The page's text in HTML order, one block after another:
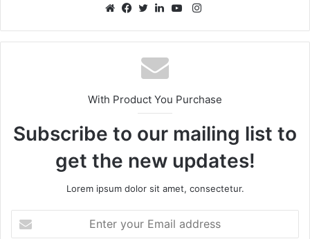
Instagram
With Product You Purchase
Subscribe to our mailing list to
get the new updates!
Lorem ipsum dolor sit amet, consectetur.
your